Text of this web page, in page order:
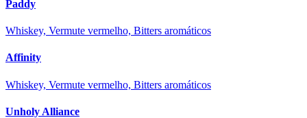
Paddy
Whiskey, Vermute vermelho, Bitters aromáticos
Affinity
Whiskey, Vermute vermelho, Bitters aromáticos
Unholy Alliance